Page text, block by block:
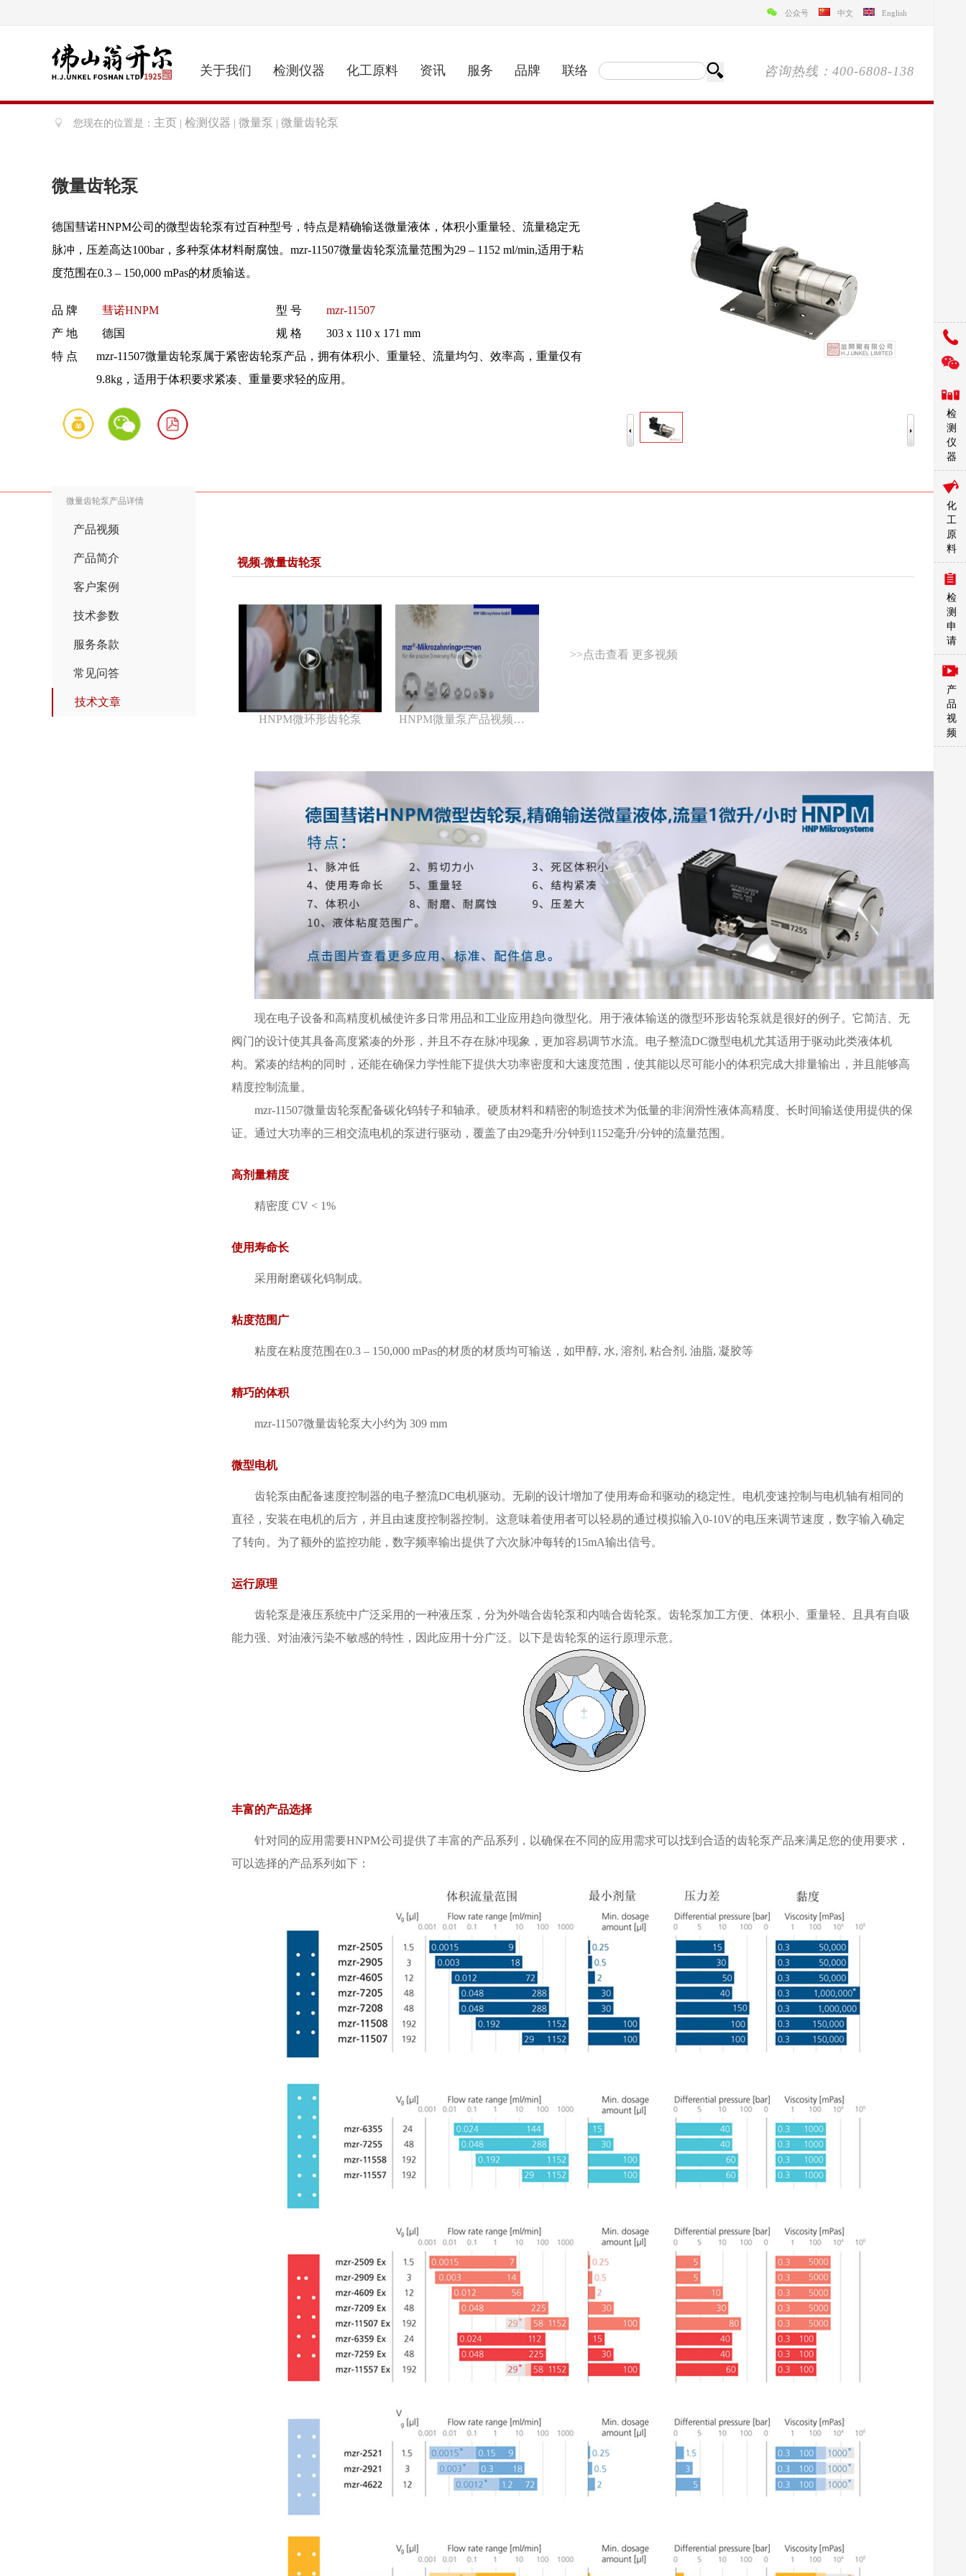
公众号 中文 English
关于我们 检测仪器 化工原料 资讯 服务 品牌 联络 咨询热线：400-6808-138
您现在的位置是： 主页 检测仪器 微量泵 微量齿轮泵
微量齿轮泵
德国彗诺HNPM公司的微型齿轮泵有过百种型号，特点是精确输送微量液体，体积小重量轻、流量稳定无
脉冲，压差高达100bar，多种泵体材料耐腐蚀。mzr-11507微量齿轮泵流量范围为29 – 1152 ml/min,适用于粘
度范围在0.3 – 150,000 mPas的材质输送。
品 牌 彗诺HNPM 型 号
mzr-11507
产 地
德国 规 格
303 x 110 x 171 mm
特 点
mzr-11507微量齿轮泵属于紧密齿轮泵产品，拥有体积小、重量轻、流量均匀、效率高，重量仅有
9.8kg，适用于体积要求紧凑、重量要求轻的应用。
微量齿轮泵产品详情
产品视频
产品简介
客户案例
技术参数
服务条款
常见问答
技术文章
视频-微量齿轮泵
HNPM微环形齿轮泵 HNPM微量泵产品视频介绍
>>点击查看 更多视频
现在电子设备和高精度机械使许多日常用品和工业应用趋向微型化。用于液体输送的微型环形齿轮泵就是很好的例子。它简洁、无
阀门的设计使其具备高度紧凑的外形，并且不存在脉冲现象，更加容易调节水流。电子整流DC微型电机尤其适用于驱动此类液体机
构。紧凑的结构的同时，还能在确保力学性能下提供大功率密度和大速度范围，使其能以尽可能小的体积完成大排量输出，并且能够高
精度控制流量。
mzr-11507微量齿轮泵配备碳化钨转子和轴承。硬质材料和精密的制造技术为低量的非润滑性液体高精度、长时间输送使用提供的保
证。通过大功率的三相交流电机的泵进行驱动，覆盖了由29毫升/分钟到1152毫升/分钟的流量范围。
高剂量精度
精密度 CV < 1%
使用寿命长
采用耐磨碳化钨制成。
粘度范围广
粘度在粘度范围在0.3 – 150,000 mPas的材质的材质均可输送，如甲醇, 水, 溶剂, 粘合剂, 油脂, 凝胶等
精巧的体积
mzr-11507微量齿轮泵大小约为 309 mm
微型电机
齿轮泵由配备速度控制器的电子整流DC电机驱动。无刷的设计增加了使用寿命和驱动的稳定性。电机变速控制与电机轴有相同的
直径，安装在电机的后方，并且由速度控制器控制。这意味着使用者可以轻易的通过模拟输入0-10V的电压来调节速度，数字输入确定
了转向。为了额外的监控功能，数字频率输出提供了六次脉冲每转的15mA输出信号。
运行原理
齿轮泵是液压系统中广泛采用的一种液压泵，分为外啮合齿轮泵和内啮合齿轮泵。齿轮泵加工方便、体积小、重量轻、且具有自吸
能力强、对油液污染不敏感的特性，因此应用十分广泛。以下是齿轮泵的运行原理示意。
丰富的产品选择
针对同的应用需要HNPM公司提供了丰富的产品系列，以确保在不同的应用需求可以找到合适的齿轮泵产品来满足您的使用要求，
可以选择的产品系列如下：
检
测
仪
器
化
工
原
料
检
测
申
请
产
品
视
频